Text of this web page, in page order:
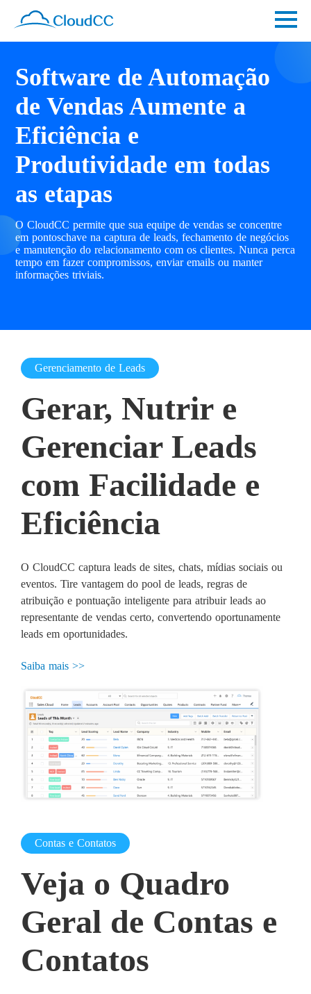
Software de Automação
de Vendas Aumente a
Eficiência e
Produtividade em todas
as etapas
O CloudCC permite que sua equipe de vendas se concentre
em pontoschave na captura de leads, fechamento de negócios
e manutenção do relacionamento com os clientes. Nunca perca
tempo em fazer compromissos, enviar emails ou manter
informações triviais.
Gerenciamento de Leads
Gerar, Nutrir e
Gerenciar Leads
com Facilidade e
Eficiência
O CloudCC captura leads de sites, chats, mídias sociais ou
eventos. Tire vantagem do pool de leads, regras de
atribuição e pontuação inteligente para atribuir leads ao
representante de vendas certo, convertendo oportunamente
leads em oportunidades.
Saiba mais >>
Contas e Contatos
Veja o Quadro
Geral de Contas e
Contatos